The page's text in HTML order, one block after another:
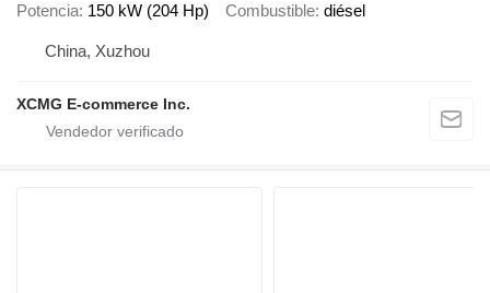
Potencia 150 kW (204 Hp) Combustible diésel
China, Xuzhou
XCMG E-commerce Inc.